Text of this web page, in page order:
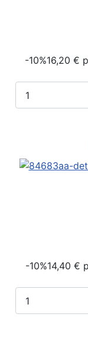
-10%16,20 €
-10%14,40 €